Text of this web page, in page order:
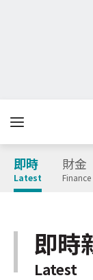
即時
Latest
財金
Finance
即時
Latest